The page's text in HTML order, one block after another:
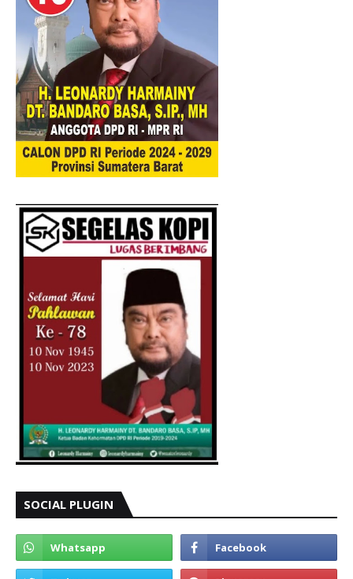
SOCIAL PLUGIN